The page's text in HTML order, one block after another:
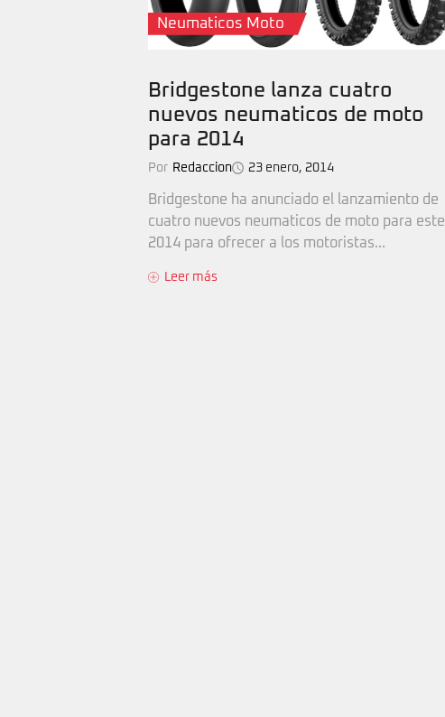
Neumaticos Moto
Bridgestone lanza cuatro
nuevos neumaticos de moto
para 2014
Por Redaccion 23 enero, 2014
Bridgestone ha anunciado el lanzamiento de
cuatro nuevos neumaticos de moto para este
2014 para ofrecer a los motoristas...
Leer más